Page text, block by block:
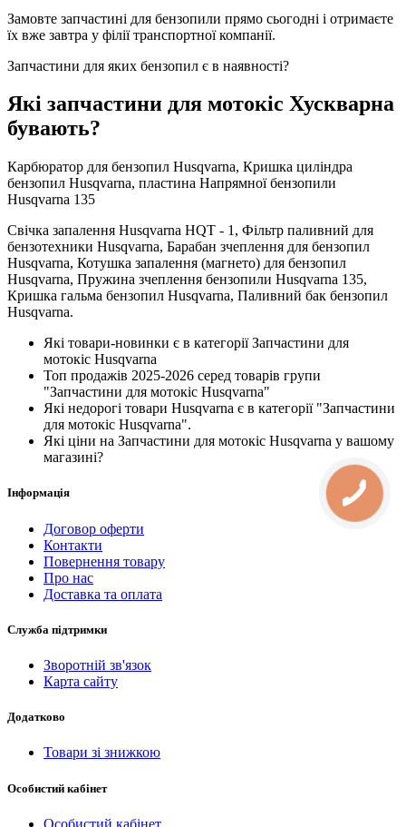
Замовте запчастині для бензопили прямо сьогодні і отримаєте
їх вже завтра у філії транспортної компанії.
Запчастини для яких бензопил є в наявності?
Які запчастини для мотокіс Хускварна
бувають?
Карбюратор для бензопил Husqvarna, Кришка циліндра
бензопил Husqvarna, пластина Напрямної бензопили
Husqvarna 135
Свічка запалення Husqvarna HQT - 1, Фільтр паливний для
бензотехники Husqvarna, Барабан зчеплення для бензопил
Husqvarna, Котушка запалення (магнето) для бензопил
Husqvarna, Пружина зчеплення бензопили Husqvarna 135,
Кришка гальма бензопил Husqvarna, Паливний бак бензопил
Husqvarna.
Які товари-новинки є в категорії Запчастини для
мотокіс Husqvarna
Топ продажів 2025-2026 серед товарів групи
"Запчастини для мотокіс Husqvarna"
Які недорогі товари Husqvarna є в категорії "Запчастини
для мотокіс Husqvarna".
Які ціни на Запчастини для мотокіс Husqvarna у вашому
магазині?
Інформація
Договор оферти
Контакти
Повернення товару
Про нас
Доставка та оплата
Служба підтримки
Зворотній зв'язок
Карта сайту
Додатково
Товари зі знижкою
Особистий кабінет
Особистий кабінет